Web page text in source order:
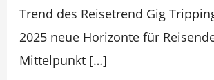
Trend des Reisetrend Gig
2025 neue Horizonte für
Mittelpunkt […]